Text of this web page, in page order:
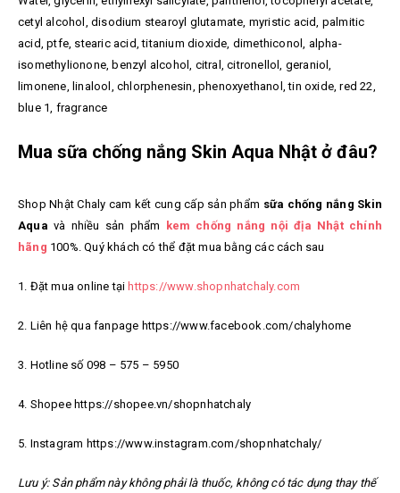
cetyl alcohol, disodium stearoyl glutamate, myristic acid, palmitic
acid, ptfe, stearic acid, titanium dioxide, dimethiconol, alpha-
isomethylionone, benzyl alcohol, citral, citronellol, geraniol,
limonene, linalool, chlorphenesin, phenoxyethanol, tin oxide, red 22,
blue 1, fragrance
Mua sữa chống nắng Skin Aqua Nhật ở đâu?
Shop Nhật Chaly cam kết cung cấp sản phẩm sữa chống nắng Skin
Aqua và nhiều sản phẩm
kem chống nắng nội địa Nhật chính
hãng 100%. Quý khách có thể đặt mua bằng các cách sau
1. Đặt mua online tại https://www.shopnhatchaly.com
2. Liên hệ qua fanpage https://www.facebook.com/chalyhome
3. Hotline số 098 – 575 – 5950
4. Shopee https://shopee.vn/shopnhatchaly
5. Instagram https://www.instagram.com/shopnhatchaly/
Lưu ý: Sản phẩm này không phải là thuốc, không có tác dụng thay thế